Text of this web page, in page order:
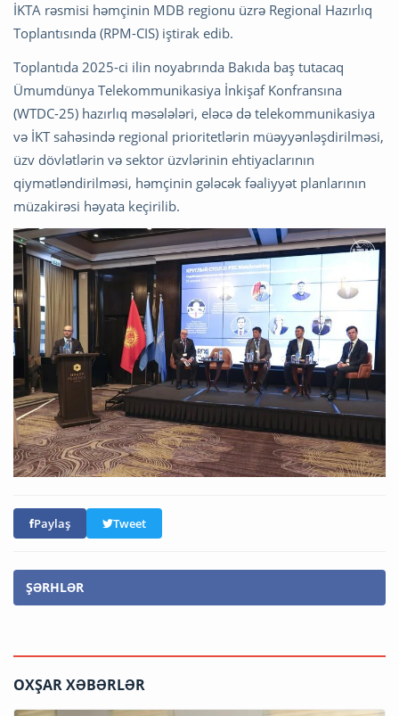
İKTA rəsmisi həmçinin MDB regionu üzrə Regional Hazırlıq
Toplantısında (RPM-CIS) iştirak edib.
Toplantıda 2025-ci ilin noyabrında Bakıda baş tutacaq
Ümumdünya Telekommunikasiya İnkişaf Konfransına
(WTDC-25) hazırlıq məsələləri, eləcə də telekommunikasiya
və İKT sahəsində regional prioritetlərin müəyyənləşdirilməsi,
üzv dövlətlərin və sektor üzvlərinin ehtiyaclarının
qiymətləndirilməsi, həmçinin gələcək fəaliyyət planlarının
müzakirəsi həyata keçirilib.
Paylaş Tweet
ŞƏRHLƏR
OXŞAR XƏBƏRLƏR